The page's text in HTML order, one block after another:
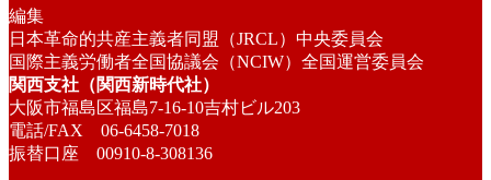
編集
日本革命的共産主義者同盟（JRCL）中央委員会
国際主義労働者全国協議会（NCIW）全国運営委員会
関西支社（関西新時代社）
大阪市福島区福島7-16-10吉村ビル203
電話/FAX 06-6458-7018
振替口座 00910-8-308136